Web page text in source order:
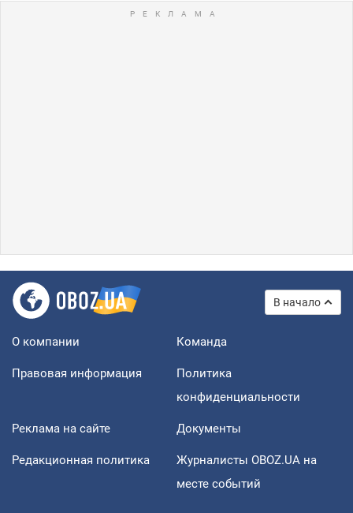
В начало
О компании Команда
Правовая информация
Политика
конфиденциальности
Реклама на сайте Документы
Редакционная политика
Журналисты OBOZ.UA на
месте событий